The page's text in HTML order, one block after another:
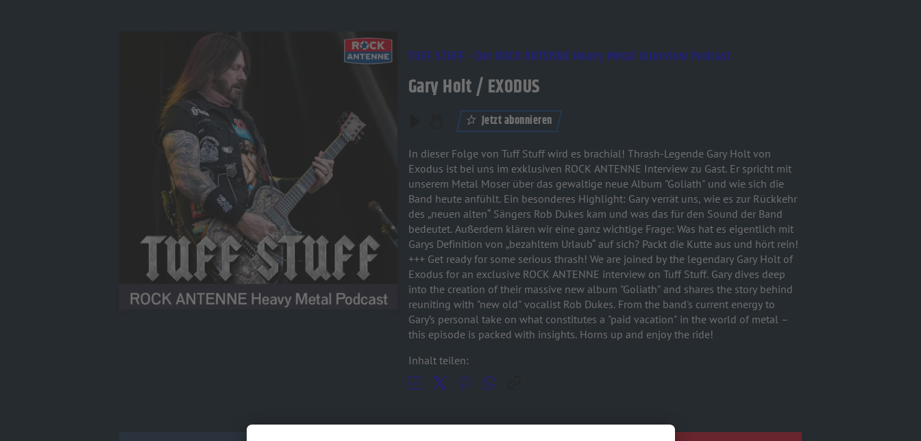
TUFF STUFF - Der ROCK ANTENNE Heavy Metal Interview Podcast
Gary Holt / EXODUS
Jetzt abonnieren
In dieser Folge von Tuff Stuff wird es brachial! Thrash-Legende Gary Holt von
Exodus ist bei uns im exklusiven ROCK ANTENNE Interview zu Gast. Er spricht mit
unserem Metal Moser über das gewaltige neue Album "Goliath" und wie sich die
Band heute anfühlt. Ein besonderes Highlight: Gary verrät uns, wie es zur Rückkehr
des „neuen alten“ Sängers Rob Dukes kam und was das für den Sound der Band
bedeutet. Außerdem klären wir eine ganz wichtige Frage: Was hat es eigentlich mit
Garys Definition von „bezahltem Urlaub“ auf sich? Packt die Kutte aus und hört rein!
+++ Get ready for some serious thrash! We are joined by the legendary Gary Holt of
Exodus for an exclusive ROCK ANTENNE interview on Tuff Stuff. Gary dives deep
into the creation of their massive new album "Goliath" and shares the story behind
reuniting with "new old" vocalist Rob Dukes. From the band's current energy to
Gary’s personal take on what constitutes a "paid vacation" in the world of metal –
this episode is packed with insights. Horns up and enjoy the ride!
Inhalt teilen: